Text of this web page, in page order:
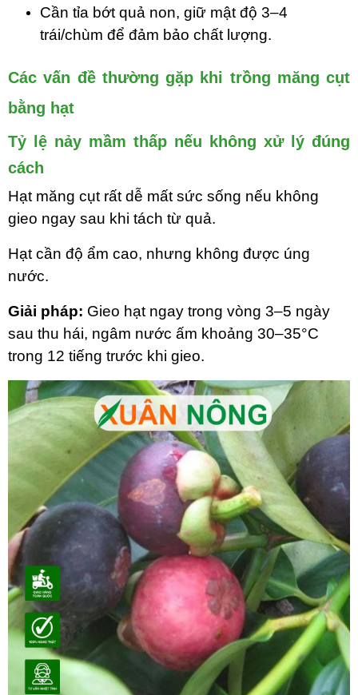
Cần tỉa bớt quả non, giữ mật độ 3–4
trái/chùm để đảm bảo chất lượng.
Các vấn đề thường gặp khi trồng măng cụt
bằng hạt
Tỷ lệ nảy mầm thấp nếu không xử lý đúng
cách
Hạt măng cụt rất dễ mất sức sống nếu không
gieo ngay sau khi tách từ quả.
Hạt cần độ ẩm cao, nhưng không được úng
nước.
Giải pháp: Gieo hạt ngay trong vòng 3–5 ngày
sau thu hái, ngâm nước ấm khoảng 30–35°C
trong 12 tiếng trước khi gieo.